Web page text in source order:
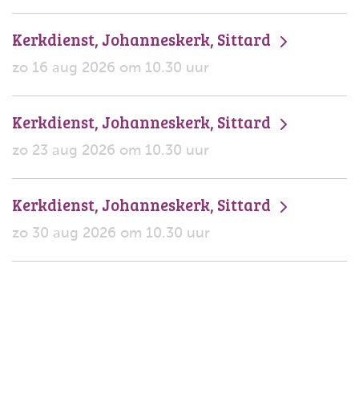
Kerkdienst, Johanneskerk, Sittard
zo 16 aug 2026 om 10.30 uur
Kerkdienst, Johanneskerk, Sittard
zo 23 aug 2026 om 10.30 uur
Kerkdienst, Johanneskerk, Sittard
zo 30 aug 2026 om 10.30 uur